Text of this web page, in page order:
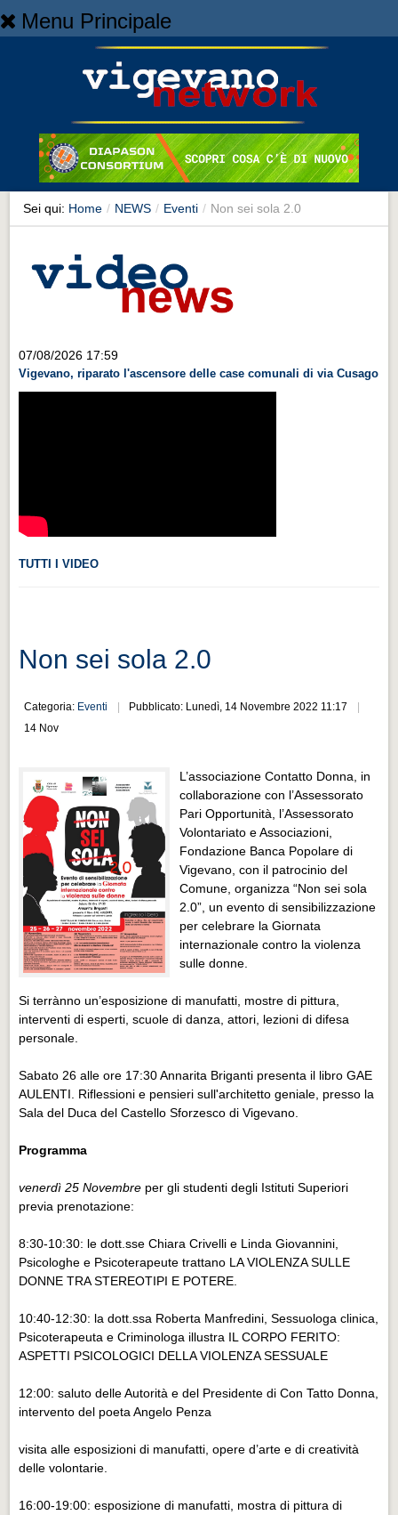
Menu Principale
NEWS
Cronaca
Cronaca
Artes et Artificia
Territorio
Territorio
CHI SIAMO
CHI SIAMO
Guida turistica rapida
Distretto industriale
Distretto industriale
Muoversi a Vigevano
Muoversi a Vigevano
Cultura e turismo 4.0
Cultura e turismo 4.0
PROGETTI
Progetti Aperti
Progetti Aperti
Progetti Realizzati
Progetti Realizzati
Eventi Vigevano
Eventi Pavia
Eventi Pavia
Sei qui: Home / NEWS / Eventi / Non sei sola 2.0
07/08/2026 17:59
Vigevano, riparato l'ascensore delle case comunali di via Cusago
TUTTI I VIDEO
Non sei sola 2.0
Categoria: Eventi
Pubblicato: Lunedì, 14 Novembre 2022 11:17
14 Nov
L’associazione Contatto Donna, in
collaborazione con l’Assessorato
Pari Opportunità, l’Assessorato
Volontariato e Associazioni,
Fondazione Banca Popolare di
Vigevano, con il patrocinio del
Comune, organizza “Non sei sola
2.0”, un evento di sensibilizzazione
per celebrare la Giornata
internazionale contro la violenza
sulle donne.
Si terrànno un’esposizione di manufatti, mostre di pittura,
interventi di esperti, scuole di danza, attori, lezioni di difesa
personale.
Sabato 26 alle ore 17:30 Annarita Briganti presenta il libro GAE
AULENTI. Riflessioni e pensieri sull'architetto geniale, presso la
Sala del Duca del Castello Sforzesco di Vigevano.
Programma
venerdì 25 Novembre per gli studenti degli Istituti Superiori
previa prenotazione:
8:30-10:30: le dott.sse Chiara Crivelli e Linda Giovannini,
Psicologhe e Psicoterapeute trattano LA VIOLENZA SULLE
DONNE TRA STEREOTIPI E POTERE.
10:40-12:30: la dott.ssa Roberta Manfredini, Sessuologa clinica,
Psicoterapeuta e Criminologa illustra IL CORPO FERITO:
ASPETTI PSICOLOGICI DELLA VIOLENZA SESSUALE
12:00: saluto delle Autorità e del Presidente di Con Tatto Donna,
intervento del poeta Angelo Penza
visita alle esposizioni di manufatti, opere d’arte e di creatività
delle volontarie.
16:00-19:00: esposizione di manufatti, mostra di pittura di